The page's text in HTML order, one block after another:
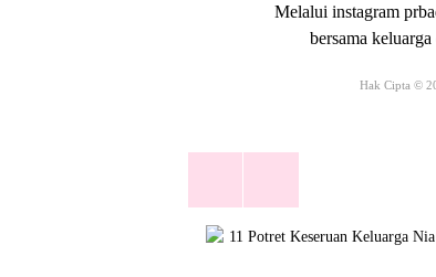
Melalui instagram
bersama
Hak Cipta ©